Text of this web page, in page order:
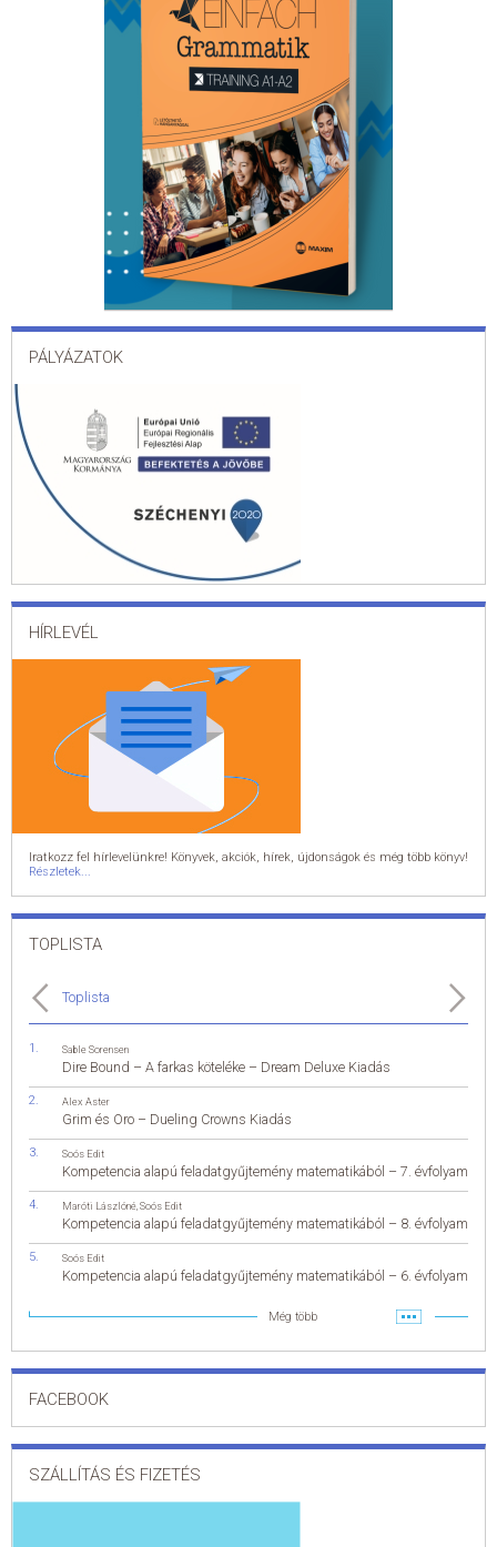
PÁLYÁZATOK
HÍRLEVÉL
Iratkozz fel hírlevelünkre! Könyvek, akciók, hírek, újdonságok és még több könyv!
Részletek...
TOPLISTA
Toplista
Sable Sorensen
Dire Bound – A farkas köteléke – Dream Deluxe Kiadás
Alex Aster
Grim és Oro – Dueling Crowns Kiadás
Soós Edit
Kompetencia alapú feladatgyűjtemény matematikából – 7. évfolyam
Maróti Lászlóné Soós Edit
Kompetencia alapú feladatgyűjtemény matematikából – 8. évfolyam
Soós Edit
Kompetencia alapú feladatgyűjtemény matematikából – 6. évfolyam
Még több
FACEBOOK
SZÁLLÍTÁS ÉS FIZETÉS